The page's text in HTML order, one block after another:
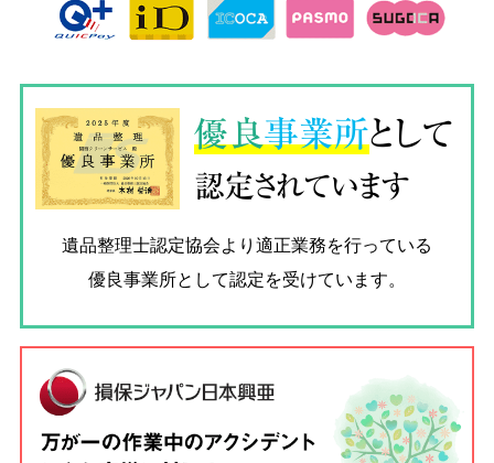
優良事業所として
認定されています
遺品整理士認定協会より適正業務を行っている
優良事業所として認定を受けています。